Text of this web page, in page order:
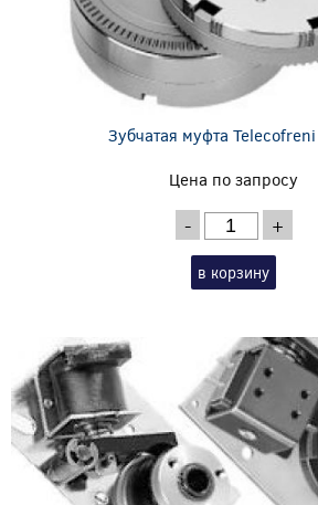
Зубчатая муфта Telecofreni
Цена по запросу
- +
в корзину